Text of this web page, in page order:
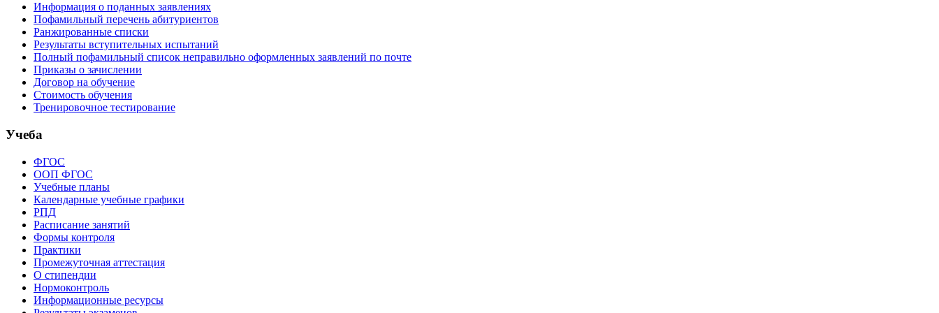
Информация о поданных заявлениях
Пофамильный перечень абитуриентов
Ранжированные списки
Результаты вступительных испытаний
Полный пофамильный список неправильно оформленных заявлений по почте
Приказы о зачислении
Договор на обучение
Стоимость обучения
Тренировочное тестирование
Учеба
ФГОС
ООП ФГОС
Учебные планы
Календарные учебные графики
РПД
Расписание занятий
Формы контроля
Практики
Промежуточная аттестация
О стипендии
Нормоконтроль
Информационные ресурсы